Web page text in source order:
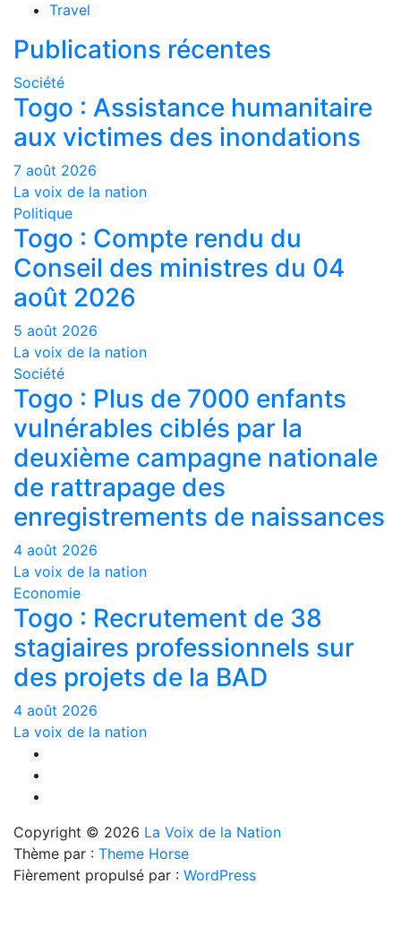
Travel
Publications récentes
Société
Togo : Assistance humanitaire
aux victimes des inondations
7 août 2026
La voix de la nation
Politique
Togo : Compte rendu du
Conseil des ministres du 04
août 2026
5 août 2026
La voix de la nation
Société
Togo : Plus de 7000 enfants
vulnérables ciblés par la
deuxième campagne nationale
de rattrapage des
enregistrements de naissances
4 août 2026
La voix de la nation
Economie
Togo : Recrutement de 38
stagiaires professionnels sur
des projets de la BAD
4 août 2026
La voix de la nation
Copyright © 2026 La Voix de la Nation
Thème par : Theme Horse
Fièrement propulsé par : WordPress